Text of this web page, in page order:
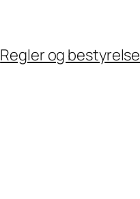
Regler og bestyrelse